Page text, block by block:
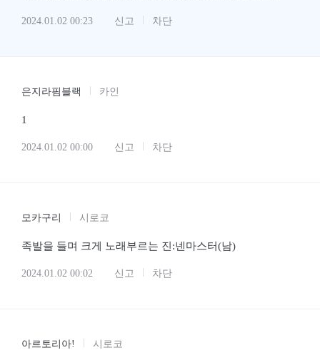
2024.01.02 00:23 신고 차단
은지라핌블랙 카인
1
2024.01.02 00:00 신고 차단
모카구리 시로코
족발을 들며 크게 노래부르는 진:넨마스터(남)
2024.01.02 00:02 신고 차단
아르토리아! 시로코